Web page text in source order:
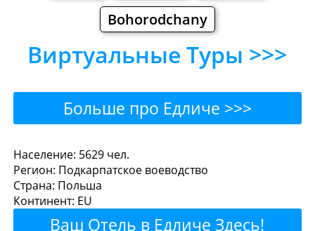
Bohorodchany
Виртуальные Туры >>>
Больше про Едличе >>>
Едличе - Где поесть или
перекусить?
Рестораны Кафе Бары
Пиво
Население: 5629 чел.
Регион: Подкарпатское воеводство
Страна: Польша
Континент: EU
Ваш Отель в Едличе Здесь!